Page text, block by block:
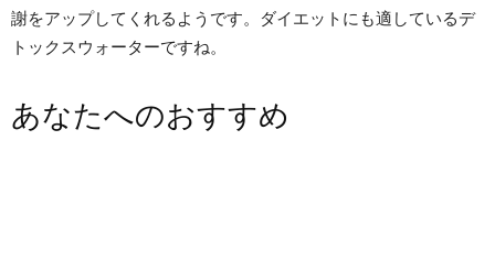
謝をアップしてくれるようです。ダイエットにも適しているデ
トックスウォーターですね。
あなたへのおすすめ